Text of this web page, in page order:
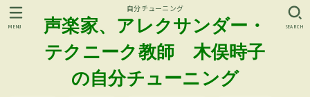
自分チューニング
声楽家、アレクサンダー・
テクニーク教師 木俣時子
の自分チューニング
SEARCH
MENU